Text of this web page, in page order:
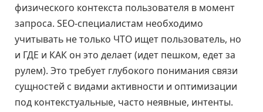
физического контекста пользователя в момент
запроса. SEO-специалистам необходимо
учитывать не только ЧТО ищет пользователь, но
и ГДЕ и КАК он это делает (идет пешком, едет за
рулем). Это требует глубокого понимания связи
сущностей с видами активности и оптимизации
под контекстуальные, часто неявные, интенты.